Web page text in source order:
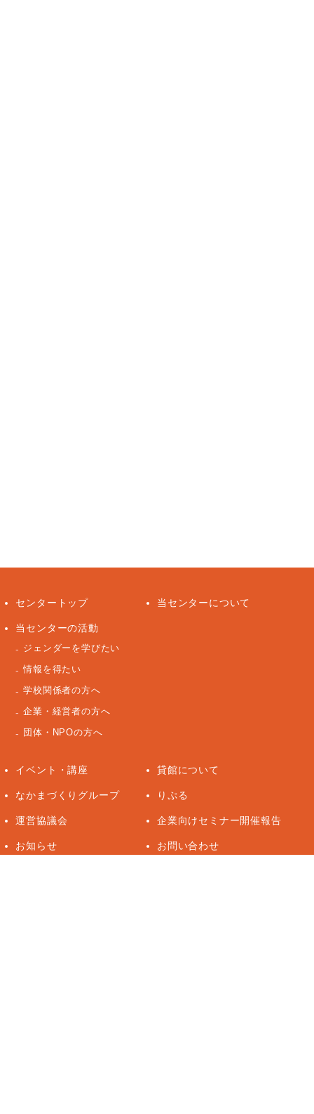
センタートップ 当センターについて
当センターの活動
ジェンダーを学びたい
情報を得たい
学校関係者の方へ
企業・経営者の方へ
団体・NPOの方へ
イベント・講座 貸館について
なかまづくりグループ りぷる
運営協議会 企業向けセミナー開催報告
お知らせ お問い合わせ